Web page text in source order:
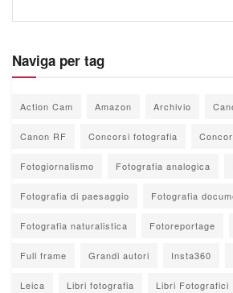
Naviga per tag
Action Cam Amazon Archivio
Canon RF Concorsi fotografia
Fotogiornalismo Fotografia analogica
Fotografia di paesaggio Fotografia
Fotografia naturalistica Fotoreportage
Full frame Grandi autori Insta360
Leica Libri fotografia Libri Fotografici